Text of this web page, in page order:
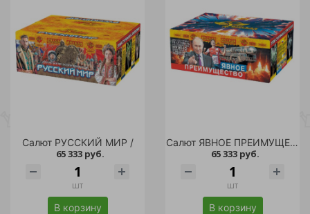
Салют РУССКИЙ МИР /
65 333 руб.
шт
В корзину
Салют ЯВНОЕ ПРЕИМУЩЕСТВО /
65 333 руб.
шт
В корзину